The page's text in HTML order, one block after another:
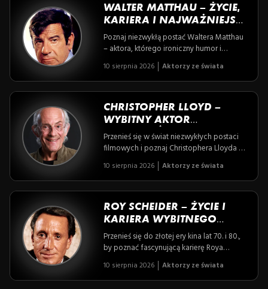
WALTER MATTHAU – ŻYCIE,
KARIERA I NAJWAŻNIEJSZE
ROLE
Poznaj niezwykłą postać Waltera Matthau
– aktora, którego ironiczny humor i
niepowtarzalny „smutny” wyraz twarzy
zdobyły serca kinomanów na całym
świecie. Zanurz się w historię człowieka,
który łącząc komedię z dramatem,
stworzył niezapomniane role i trwałe
legendy Hollywood.
10 sierpnia 2026 Aktorzy ze świata
CHRISTOPHER LLOYD –
WYBITNY AKTOR
AMERYKAŃSKI I IKONA
KINA
Przenieś się w świat niezwykłych postaci
filmowych i poznaj Christophera Lloyda –
aktora, który na stałe zapisał się w historii
kina dzięki kultowym rolom i
niezapomnianemu talentowi. Odkryj, jak
jedna fascynująca postać potrafiła
zdefiniować całe pokolenie oraz jakie
tajemnice kryje życie prywatne tej ikony
10 sierpnia 2026 Aktorzy ze świata
ROY SCHEIDER – ŻYCIE I
KARIERA WYBITNEGO
AKTORA FILMOWEGO
Przenieś się do złotej ery kina lat 70. i 80.,
by poznać fascynującą karierę Roya
Scheidera – aktora, którego kreacje, od
odważnego szeryfa w „Szczękach” po
skomplikowanego artystę w „Całym tym
10 sierpnia 2026 Aktorzy ze świata